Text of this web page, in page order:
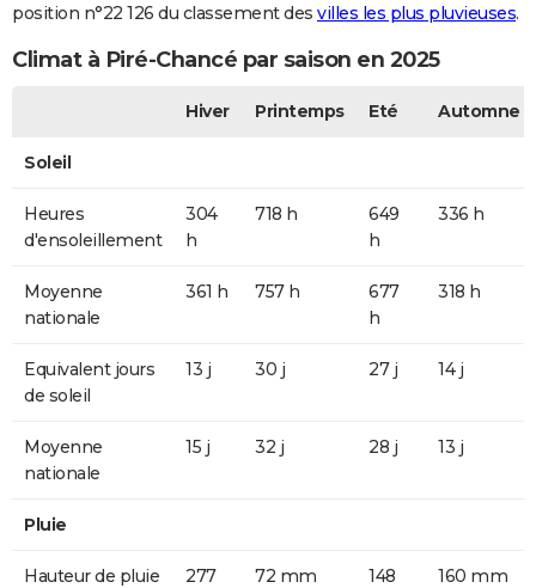
position n°22 126 du classement des villes les plus pluvieuses.
Climat à Piré-Chancé par saison en 2025
Hiver Printemps Eté Automne
Soleil
Heures
d'ensoleillement
304
h
718 h
649
h
336 h
Moyenne
nationale
361 h 757 h
677
h
318 h
Equivalent jours
de soleil
13 j 30 j 27 j 14 j
Moyenne
nationale
15 j 32 j 28 j 13 j
Pluie
Hauteur de pluie
277
72 mm
148
160 mm